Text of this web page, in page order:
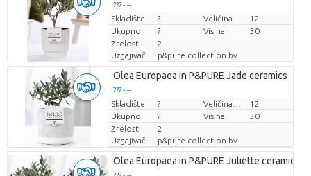
??? -,--
Cijena po komadu
Skladište ?
12
Ukupno:
? Visina
30
Zrelost
2
Uzgajivač
p&pure collection bv
Olea Europaea in P&PURE Jade ceramics
??? -,--
Cijena po komadu
Skladište ?
12
Ukupno:
? Visina
30
Zrelost
2
Uzgajivač
p&pure collection bv
Olea Europaea in P&PURE Juliette ceramics